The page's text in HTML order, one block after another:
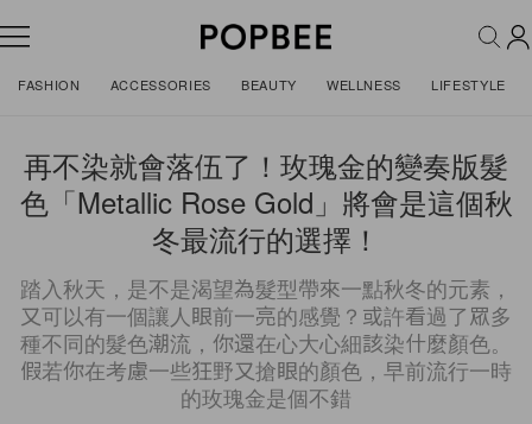
FASHION ACCESSORIES BEAUTY WELLNESS LIFESTYLE
再不染就會落伍了！玫瑰金的變奏版髮
色「Metallic Rose Gold」將會是這個秋
冬最流行的選擇！
踏入秋天，是不是渴望為髮型帶來一點秋冬的元素，
又可以有一個讓人眼前一亮的感覺？或許看過了眾多
種不同的髮色潮流，你還在心大心細該染什麼顏色。
假若你在考慮一些狂野又搶眼的顏色，早前流行一時
的玫瑰金是個不錯